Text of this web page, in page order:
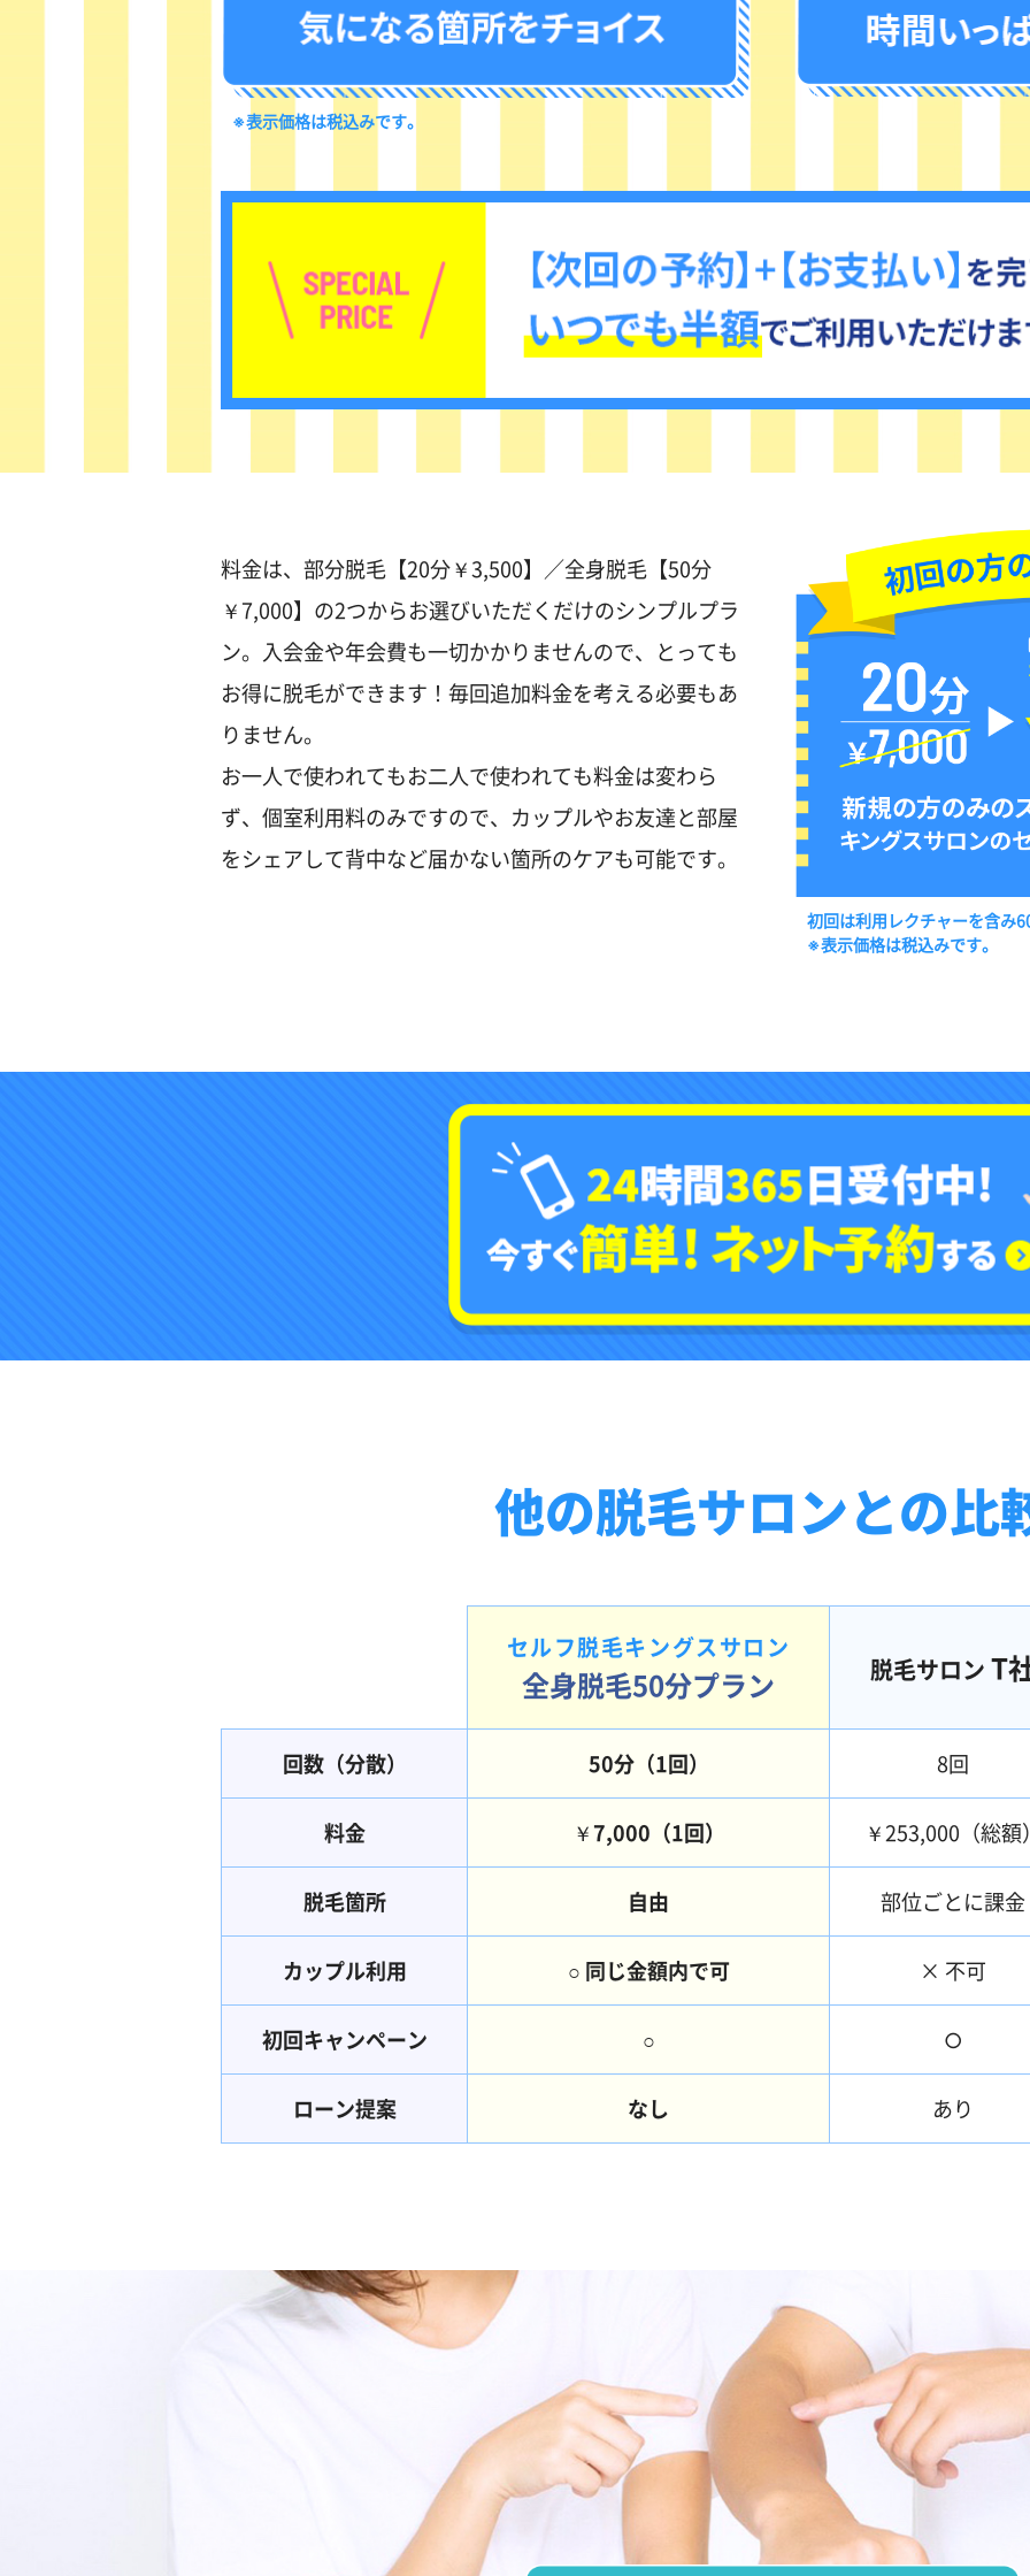
※表示価格は税込みです。
料金は、部分脱毛【20分￥3,500】／全身脱毛【50分
￥7,000】の2つからお選びいただくだけのシンプルプラ
ン。入会金や年会費も一切かかりませんので、とっても
お得に脱毛ができます！毎回追加料金を考える必要もあ
りません。
お一人で使われてもお二人で使われても料金は変わら
ず、個室利用料のみですので、カップルやお友達と部屋
をシェアして背中など届かない箇所のケアも可能です。
初回は利用レクチャーを含み
※表示価格は税込みです。
他の脱毛サロンとの比
セルフ脱毛キングスサロン
全身脱毛50分プラン 脱毛サロン T
回数（分散） 50分（1回） 8回
料金 ￥7,000（1回） ￥253,000（総額
脱毛箇所 自由 部位ごとに課金
カップル利用 ○ 同じ金額内で可 × 不可
初回キャンペーン ○ ○
ローン提案 なし あり